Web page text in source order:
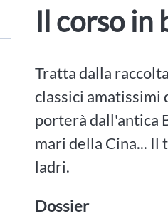
Il corso in
Tratta dalla
classici amatissimi
porterà dall'antica
mari della Cina... Il
ladri.
Dossier